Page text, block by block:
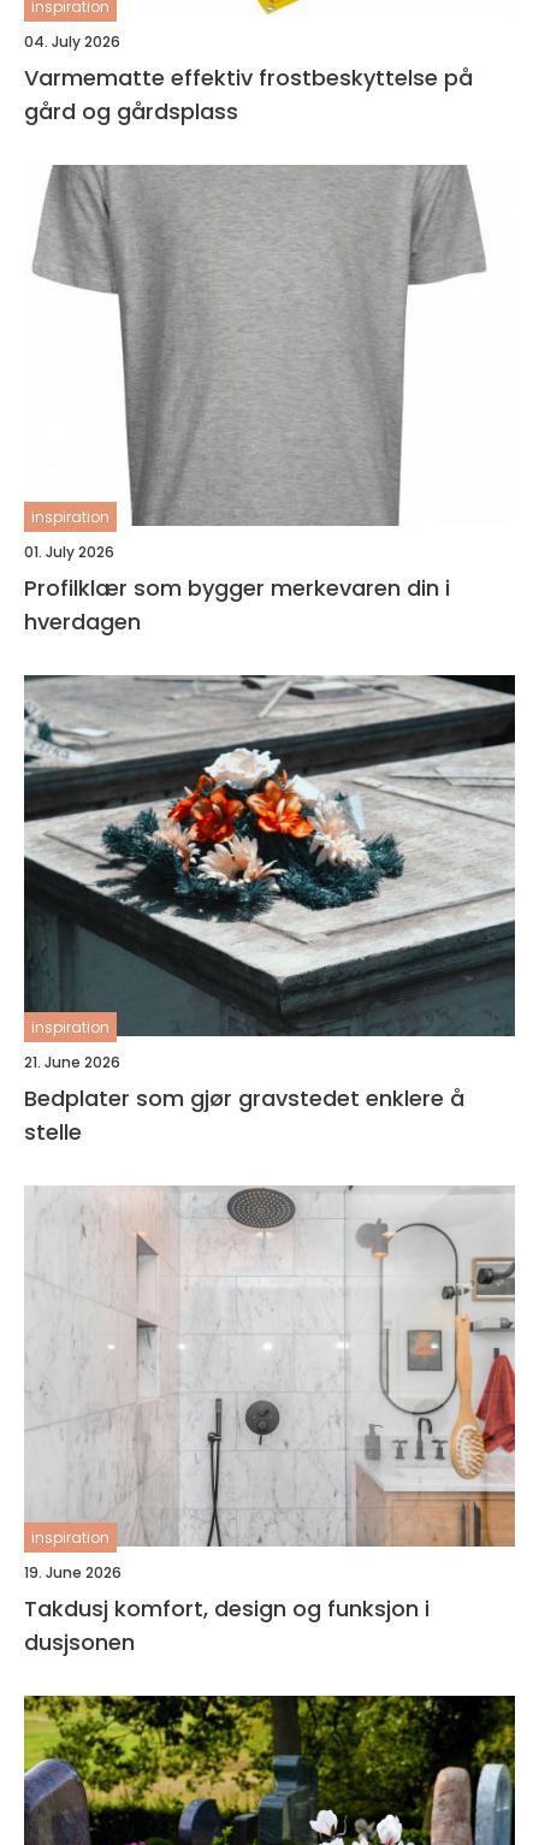
inspiration
04. July 2026
Varmematte effektiv frostbeskyttelse på
gård og gårdsplass
inspiration
01. July 2026
Profilklær som bygger merkevaren din i
hverdagen
inspiration
21. June 2026
Bedplater som gjør gravstedet enklere å
stelle
inspiration
19. June 2026
Takdusj komfort, design og funksjon i
dusjsonen